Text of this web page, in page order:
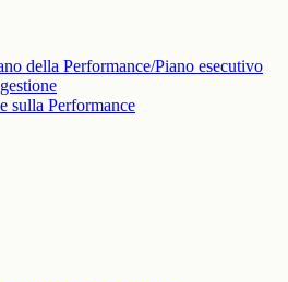
della Performance/Piano esecutivo
sulla Performance